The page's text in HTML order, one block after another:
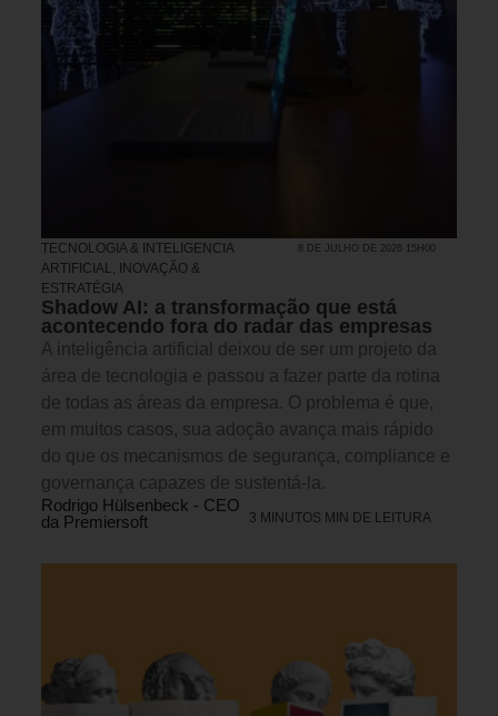
TECNOLOGIA & INTELIGENCIA
ARTIFICIAL,
INOVAÇÃO &
ESTRATÉGIA
8 DE JULHO DE 2026 15H00
Shadow AI: a transformação que está
acontecendo fora do radar das empresas
A inteligência artificial deixou de ser um projeto da
área de tecnologia e passou a fazer parte da rotina
de todas as áreas da empresa. O problema é que,
em muitos casos, sua adoção avança mais rápido
do que os mecanismos de segurança, compliance e
governança capazes de sustentá-la.
Rodrigo Hülsenbeck - CEO
da Premiersoft
3 MINUTOS MIN DE LEITURA